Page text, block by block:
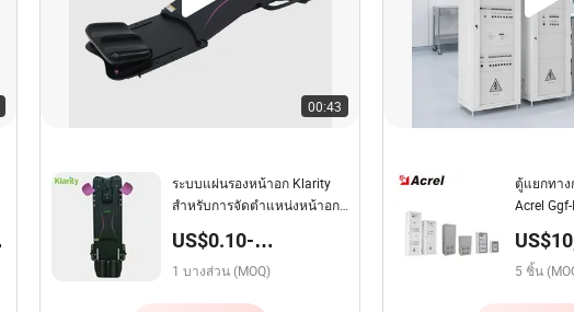
00:43
ระบบแผ่นรองหน้าอก Klarity
สำหรับการจัดตำแหน่งหน้าอก
US$0.10-
500,000.00 / บาง
1 บางส่วน (MOQ)
ตู้แยกทาง
Acrel
ส่วน
5 ชิ้น